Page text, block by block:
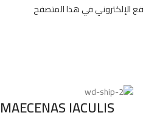
الإلكتروني في هذا المتصفح
MAECENAS IACULIS